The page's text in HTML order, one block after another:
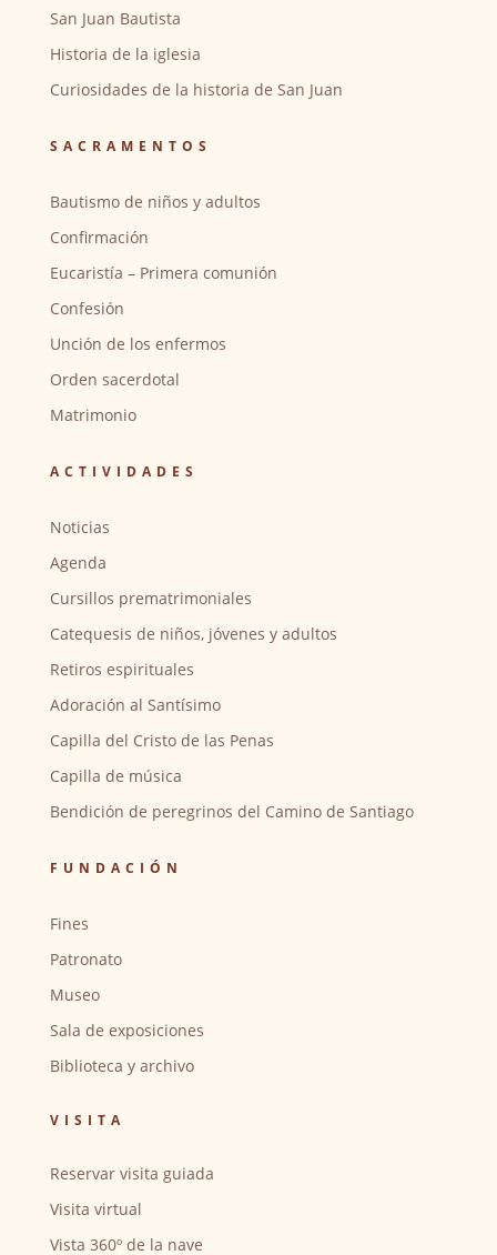
San Juan Bautista
Historia de la iglesia
Curiosidades de la historia de San Juan
SACRAMENTOS
Bautismo de niños y adultos
Confirmación
Eucaristía – Primera comunión
Confesión
Unción de los enfermos
Orden sacerdotal
Matrimonio
ACTIVIDADES
Noticias
Agenda
Cursillos prematrimoniales
Catequesis de niños, jóvenes y adultos
Retiros espirituales
Adoración al Santísimo
Capilla del Cristo de las Penas
Capilla de música
Bendición de peregrinos del Camino de Santiago
FUNDACIÓN
Fines
Patronato
Museo
Sala de exposiciones
Biblioteca y archivo
VISITA
Reservar visita guiada
Visita virtual
Vista 360º de la nave